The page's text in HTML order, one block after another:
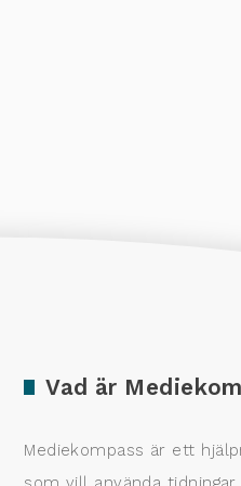
Vad är
Mediekompass är ett